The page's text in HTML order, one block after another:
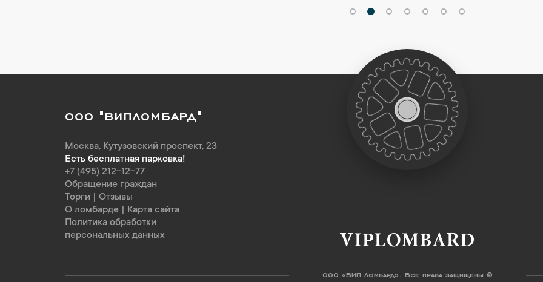
ООО "ВИПЛОМБАРД"
Москва, Кутузовский проспект, 23
Есть бесплатная парковка!
+7 (495) 212-12-77
Обращение граждан
Торги
Отзывы
О ломбарде
Карта сайта
Политика обработки
персональных данных
VIPLOMBARD
ООО «ВИП Ломбард». Все права защищены ©